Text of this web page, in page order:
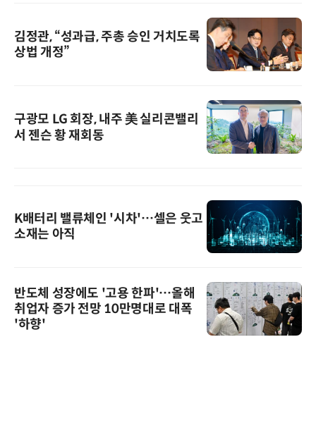
김정관, “성과급, 주총 승인 거치도록
상법 개정”
구광모 LG 회장, 내주 美 실리콘밸리
서 젠슨 황 재회동
K배터리 밸류체인 '시차'…셀은 웃고
소재는 아직
반도체 성장에도 '고용 한파'…올해
취업자 증가 전망 10만명대로 대폭
'하향'